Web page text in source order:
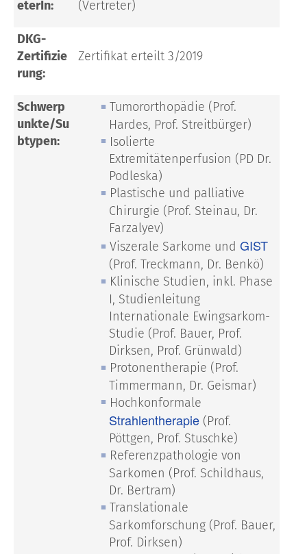
eterIn:
(Vertreter)
DKG-
Zertifizie
rung:
Zertifikat erteilt 3/2019
Schwerp
unkte/Su
btypen:
Tumororthopädie (Prof.
Hardes, Prof. Streitbürger)
Isolierte
Extremitätenperfusion (PD Dr.
Podleska)
Plastische und palliative
Chirurgie (Prof. Steinau, Dr.
Farzalyev)
Viszerale Sarkome und GIST
(Prof. Treckmann, Dr. Benkö)
Klinische Studien, inkl. Phase
I, Studienleitung
Internationale Ewingsarkom-
Studie (Prof. Bauer, Prof.
Dirksen, Prof. Grünwald)
Protonentherapie (Prof.
Timmermann, Dr. Geismar)
Hochkonformale
Strahlentherapie (Prof.
Pöttgen, Prof. Stuschke)
Referenzpathologie von
Sarkomen (Prof. Schildhaus,
Dr. Bertram)
Translationale
Sarkomforschung (Prof. Bauer,
Prof. Dirksen)